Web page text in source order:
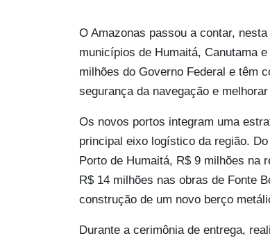
O Amazonas passou a contar,
municípios de Humaitá, Canutama
milhões do Governo Federal e têm
segurança da navegação e
Os novos portos integram uma
principal eixo logístico da região.
Porto de Humaitá, R$ 9 milhões na
R$ 14 milhões nas obras de Fonte
construção de um novo berço
Durante a cerimônia de entrega,